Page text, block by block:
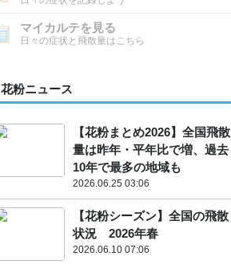
マイカルテを見る
日々の症状と飛散量はこちら
花粉ニュース
【花粉まとめ2026】全国飛散
量は昨年・平年比で増、過去
10年で最多の地域も
2026.06.25 03:06
【花粉シーズン】全国の飛散
状況 2026年春
2026.06.10 07:06